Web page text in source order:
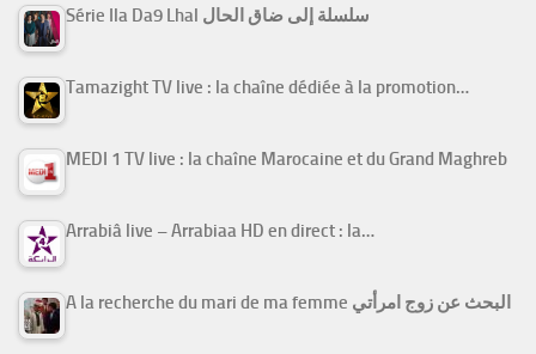
Série Ila Da9 Lhal سلسلة إلى ضاق الحال
Tamazight TV live : la chaîne dédiée à la promotion…
MEDI 1 TV live : la chaîne Marocaine et du Grand Maghreb
Arrabiâ live – Arrabiaa HD en direct : la…
A la recherche du mari de ma femme البحث عن زوج امرأتي